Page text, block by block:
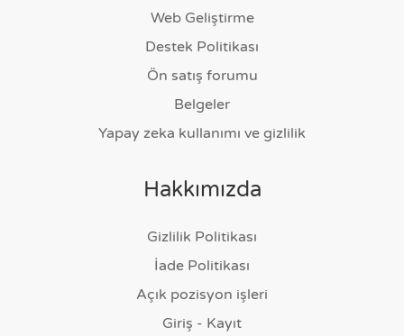
Web Geliştirme
Destek Politikası
Ön satış forumu
Belgeler
Yapay zeka kullanımı ve gizlilik
Hakkımızda
Gizlilik Politikası
İade Politikası
Açık pozisyon işleri
Giriş - Kayıt